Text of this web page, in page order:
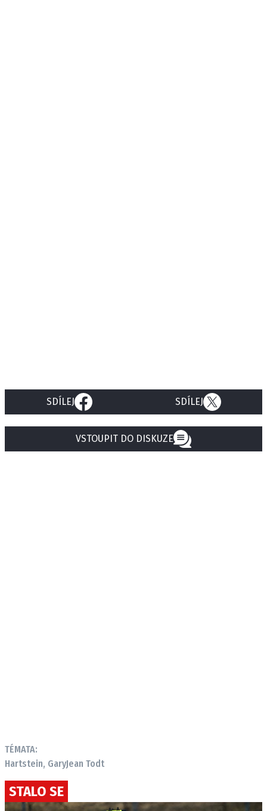
SDÍLEJ SDÍLEJ
VSTOUPIT DO DISKUZE
TÉMATA:
Hartstein, GaryJean Todt
STALO SE